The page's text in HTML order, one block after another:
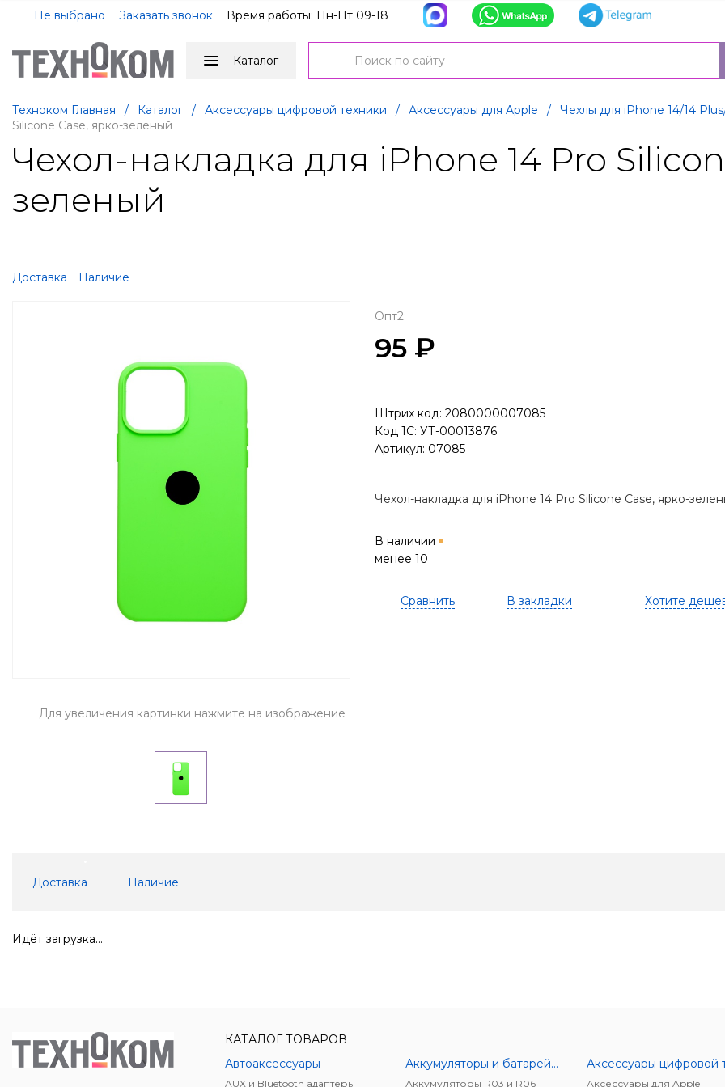
Не выбрано Заказать звонок Время работы: Пн-Пт 09-18
Каталог
Техноком Главная / Каталог / Аксессуары цифровой техники / Аксессуары для Apple / Чехлы для iPhone 14/14
Silicone Case, ярко-зеленый
Чехол-накладка для iPhone 14 Pro
зеленый
Доставка Наличие
Для увеличения картинки нажмите на изображение
Опт2:
95 ₽
Штрих код: 2080000007085
Код 1С: УТ-00013876
Артикул: 07085
Чехол-накладка для iPhone 14 Pro Silicone Case, ярко-
В наличии
менее 10
Сравнить В закладки Хотите
Доставка Наличие
Идёт загрузка...
КАТАЛОГ ТОВАРОВ
Автоаксессуары
AUX и Bluetooth адаптеры
Аккумуляторы и батарейки
Аккумуляторы R03 и R06 Аксессуары для Apple